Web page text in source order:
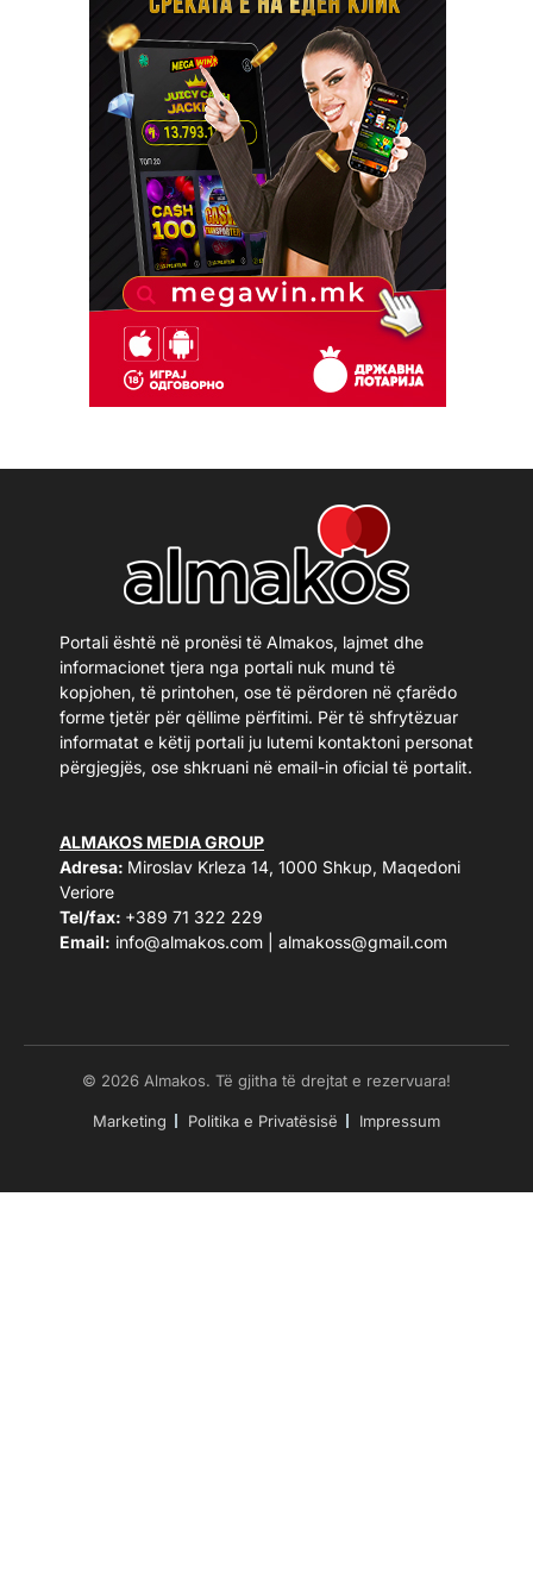
Portali është në pronësi të Almakos, lajmet dhe
informacionet tjera nga portali nuk mund të
kopjohen, të printohen, ose të përdoren në çfarëdo
forme tjetër për qëllime përfitimi. Për të shfrytëzuar
informatat e këtij portali ju lutemi kontaktoni personat
përgjegjës, ose shkruani në email-in oficial të portalit.
ALMAKOS MEDIA GROUP
Adresa: Miroslav Krleza 14, 1000 Shkup, Maqedoni
Veriore
Tel/fax: +389 71 322 229
Email: info@almakos.com almakoss@gmail.com
© 2026 Almakos. Të gjitha të drejtat e rezervuara!
Marketing Politika e Privatësisë Impressum